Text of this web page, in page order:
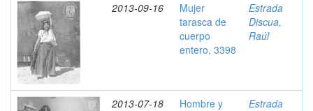
2013-09-16
Mujer
tarasca de
cuerpo
entero, 3398
Estrada
Discua,
Raúl
2013-07-18
Hombre y
Estrada